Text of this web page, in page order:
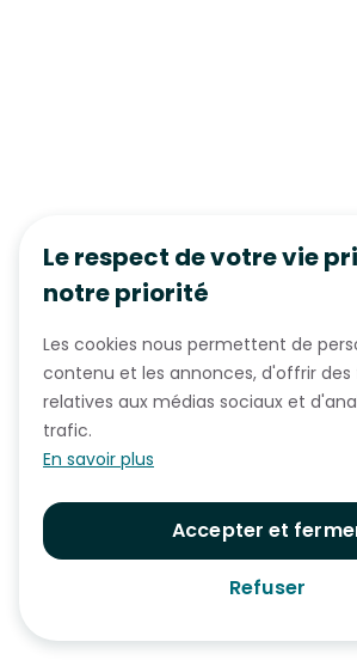
Le respect de votre vie
notre priorité
Les cookies nous permettent de
contenu et les annonces, d'offrir
relatives aux médias sociaux et
trafic.
En savoir plus
Accepter et
Refuser